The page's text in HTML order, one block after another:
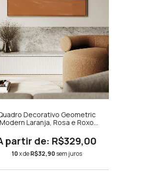
Decorativo Geometric
Modern Laranja, Rosa e Roxo
R$329,00
10x deR$32,90 sem juros